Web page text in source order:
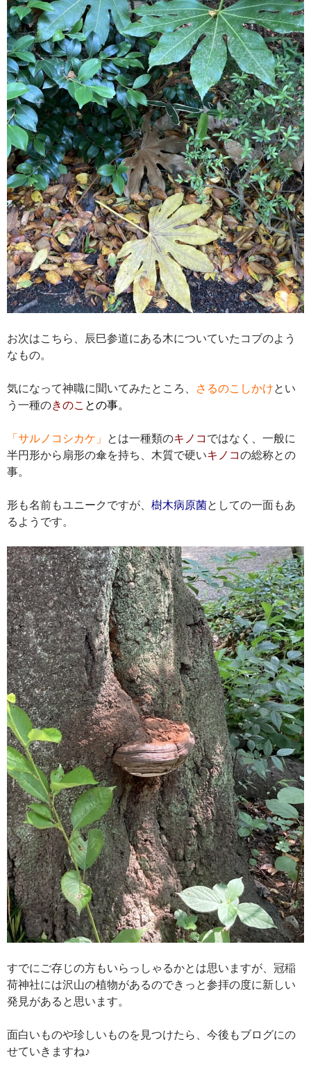
お次はこちら、辰巳参道にある木についていたコブのよう
なもの。
気になって神職に聞いてみたところ、 さるのこしかけとい
う一種のきのこ との事。
「サルノコシカケ」 とは一種類のキノコ ではなく、一般に
半円形から扇形の傘を持ち、木質で硬いキノコの総称との
事。
形も名前もユニークですが、 樹木病原菌としての一面もあ
るようです。
すでにご存じの方もいらっしゃるかとは思いますが、冠稲
荷神社には沢山の植物があるのできっと参拝の度に新しい
発見があると思います。
面白いものや珍しいものを見つけたら、今後もブログにの
せていきますね♪